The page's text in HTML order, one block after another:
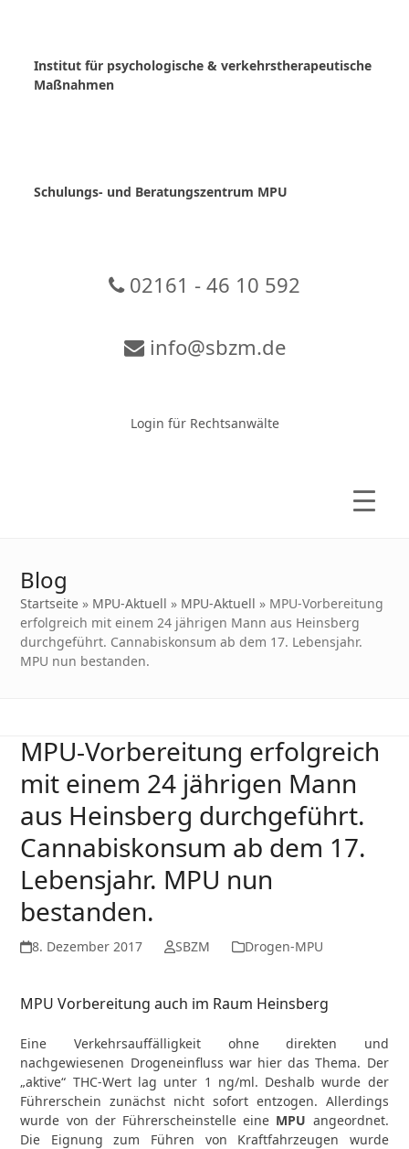
Institut für psychologische & verkehrstherapeutische
Maßnahmen
Schulungs- und Beratungszentrum MPU
02161 - 46 10 592
info@sbzm.de
Login für Rechtsanwälte
Blog
Startseite » MPU-Aktuell » MPU-Aktuell » MPU-Vorbereitung
erfolgreich mit einem 24 jährigen Mann aus Heinsberg
durchgeführt. Cannabiskonsum ab dem 17. Lebensjahr.
MPU nun bestanden.
MPU-Vorbereitung erfolgreich
mit einem 24 jährigen Mann
aus Heinsberg durchgeführt.
Cannabiskonsum ab dem 17.
Lebensjahr. MPU nun
bestanden.
8. Dezember 2017 SBZM Drogen-MPU
MPU Vorbereitung auch im Raum Heinsberg
Eine Verkehrsauffälligkeit ohne direkten und
nachgewiesenen Drogeneinfluss war hier das Thema. Der
„aktive“ THC-Wert lag unter 1 ng/ml. Deshalb wurde der
Führerschein zunächst nicht sofort entzogen. Allerdings
wurde von der Führerscheinstelle eine MPU angeordnet.
Die Eignung zum Führen von Kraftfahrzeugen wurde